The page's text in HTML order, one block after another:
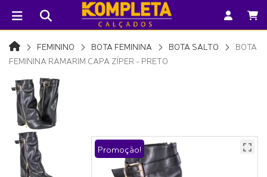
FEMININO BOTA FEMININA BOTA SALTO
BOTA
FEMININA RAMARIM CAPA ZÍPER - PRETO
Promoção!